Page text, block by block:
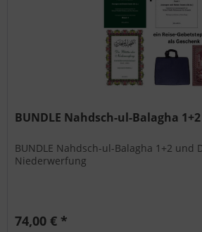
BUNDLE Nahdsch-ul-Balagha
BUNDLE Nahdsch-ul-Balagha 1+2 und
Niederwerfung
74,00 € *